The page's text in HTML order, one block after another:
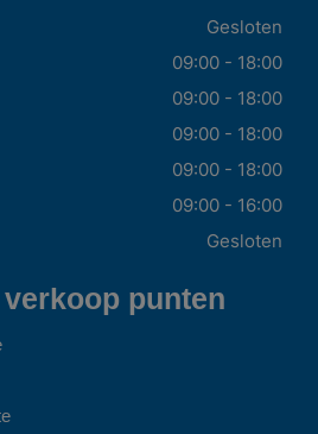
Gesloten
09:00 - 18:00
09:00 - 18:00
09:00 - 18:00
09:00 - 18:00
09:00 - 16:00
Gesloten
punten